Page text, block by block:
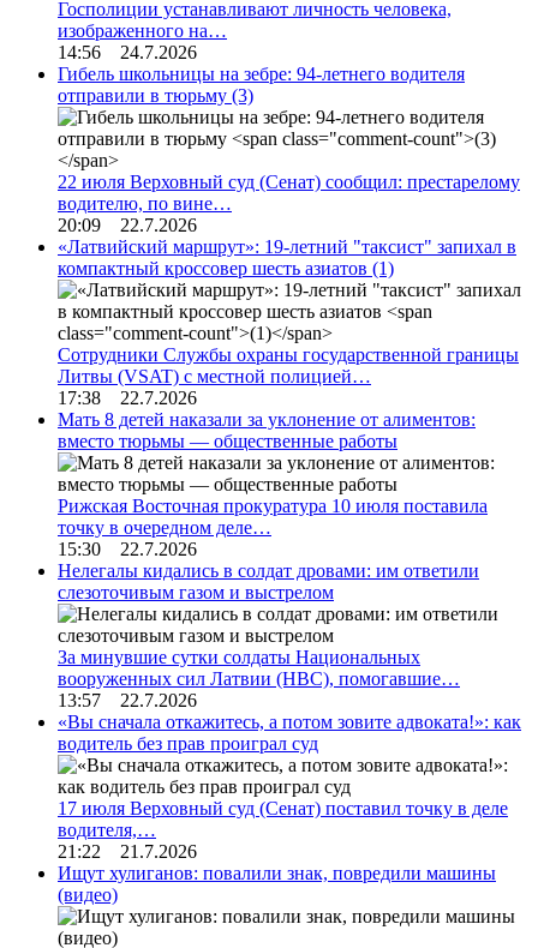
Госполиции устанавливают личность человека,
изображенного на…
14:56 24.7.2026
Гибель школьницы на зебре: 94-летнего водителя
отправили в тюрьму (3)
22 июля Верховный суд (Сенат) сообщил: престарелому
водителю, по вине…
20:09 22.7.2026
«Латвийский маршрут»: 19-летний "таксист" запихал в
компактный кроссовер шесть азиатов (1)
Сотрудники Службы охраны государственной границы
Литвы (VSAT) с местной полицией…
17:38 22.7.2026
Мать 8 детей наказали за уклонение от алиментов:
вместо тюрьмы — общественные работы
Рижская Восточная прокуратура 10 июля поставила
точку в очередном деле…
15:30 22.7.2026
Нелегалы кидались в солдат дровами: им ответили
слезоточивым газом и выстрелом
За минувшие сутки солдаты Национальных
вооруженных сил Латвии (НВС), помогавшие…
13:57 22.7.2026
«Вы сначала откажитесь, а потом зовите адвоката!»: как
водитель без прав проиграл суд
17 июля Верховный суд (Сенат) поставил точку в деле
водителя,…
21:22 21.7.2026
Ищут хулиганов: повалили знак, повредили машины
(видео)